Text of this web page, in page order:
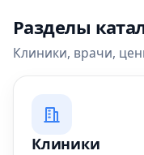
Разделы
Клиники, врачи,
Клиники